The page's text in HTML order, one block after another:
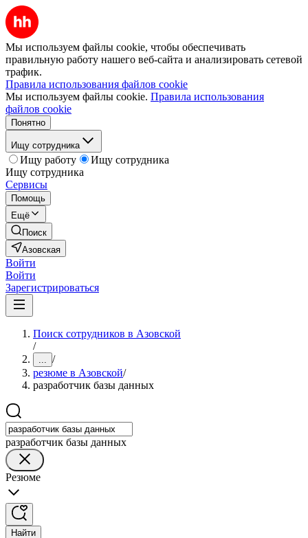
Мы используем файлы cookie, чтобы обеспечивать
правильную работу нашего веб-сайта и анализировать сетевой
трафик.
Правила использования файлов cookie
Мы используем файлы cookie. Правила использования
файлов cookie
Понятно
Ищу сотрудника
Ищу работу
Ищу сотрудника
Ищу сотрудника
Сервисы
Помощь
Ещё
Поиск
Азовская
Войти
Войти
Зарегистрироваться
Поиск сотрудников в Азовской
/
... /
резюме в Азовской/
разработчик базы данных
разработчик базы данных
Резюме
Найти